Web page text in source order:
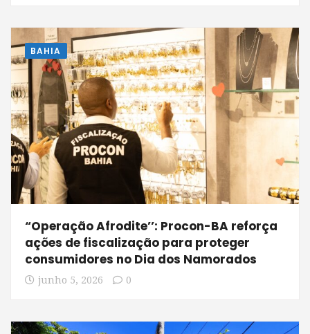
BAHIA
“Operação Afrodite’’: Procon-BA reforça
ações de fiscalização para proteger
consumidores no Dia dos Namorados
junho 5, 2026 0